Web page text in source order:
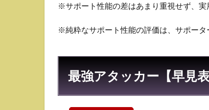
の
強
ッ
カ
ー
6
行
※サポート性能の差はあまり重視せず、
※純粋なサポート性能の評価は、サポータ
最強アタッカー【早見